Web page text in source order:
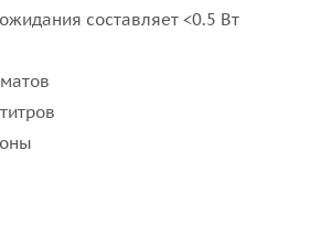
составляет <0.5 Вт